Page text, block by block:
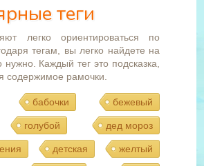
теги
легко ориентироваться по
тегам, вы легко найдете на
нужно. Каждый тег это подсказка,
рамочки.
бабочки бежевый
голубой дед мороз
детская желтый